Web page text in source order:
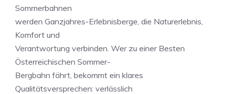
Sommerbahnen
werden Ganzjahres-Erlebnisberge, die Naturerlebnis,
Komfort und
Verantwortung verbinden. Wer zu einer Besten
Österreichischen Sommer-
Bergbahn fährt, bekommt ein klares
Qualitätsversprechen: verlässlich